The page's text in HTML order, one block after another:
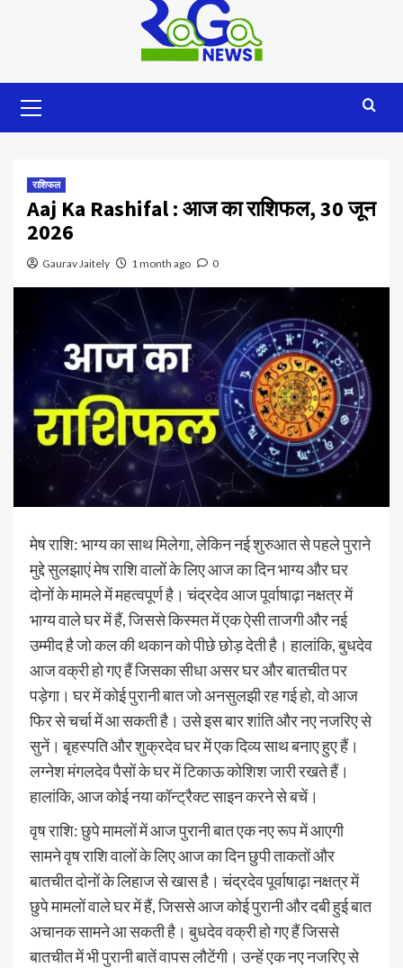
राशिफल
Aaj Ka Rashifal : आज का राशिफल, 30 जून
2026
Gaurav Jaitely 1 month ago 0
मेष राशि: भाग्य का साथ मिलेगा, लेकिन नई शुरुआत से पहले पुराने
मुद्दे सुलझाएं मेष राशि वालों के लिए आज का दिन भाग्य और घर
दोनों के मामले में महत्वपूर्ण है। चंद्रदेव आज पूर्वाषाढ़ा नक्षत्र में
भाग्य वाले घर में हैं, जिससे किस्मत में एक ऐसी ताजगी और नई
उम्मीद है जो कल की थकान को पीछे छोड़ देती है। हालांकि, बुधदेव
आज वक्री हो गए हैं जिसका सीधा असर घर और बातचीत पर
पड़ेगा। घर में कोई पुरानी बात जो अनसुलझी रह गई हो, वो आज
फिर से चर्चा में आ सकती है। उसे इस बार शांति और नए नजरिए से
सुनें। बृहस्पति और शुक्रदेव घर में एक दिव्य साथ बनाए हुए हैं।
लग्नेश मंगलदेव पैसों के घर में टिकाऊ कोशिश जारी रखते हैं।
हालांकि, आज कोई नया कॉन्ट्रैक्ट साइन करने से बचें।
वृष राशि: छुपे मामलों में आज पुरानी बात एक नए रूप में आएगी
सामने वृष राशि वालों के लिए आज का दिन छुपी ताकतों और
बातचीत दोनों के लिहाज से खास है। चंद्रदेव पूर्वाषाढ़ा नक्षत्र में
छुपे मामलों वाले घर में हैं, जिससे आज कोई पुरानी और दबी हुई बात
अचानक सामने आ सकती है। बुधदेव वक्री हो गए हैं जिससे
बातचीत में भी पुरानी बातें वापस लौटेंगी। उन्हें एक नए नजरिए से